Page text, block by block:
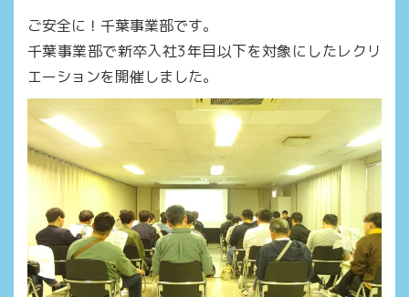
ご安全に！千葉事業部です。
千葉事業部で新卒入社3年目以下を対象にしたレクリ
エーションを開催しました。